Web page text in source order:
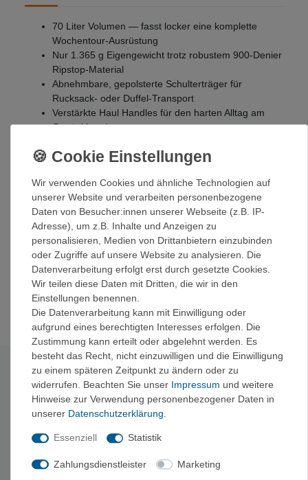
70 Liter Volumen — fasst locker eine komplette
Wochentour-Ausrüstung
Nur 1.365 g Eigengewicht trotz robustem 900-Denier
Ripstop-Material
Abnehmbare, gepolsterte Schulterträger für
Rucksack- oder Duffel-Transport
Verstärkte Haul Handles für den harten Alltag am
Gepäckband
außen zugänglich
Seitentasche
Innen-Netztaschen im Deckel für schnellen Zugriff
auf Kleinteile
Gepolsterter Boden schützt den Inhalt vor harten
Untergründen
Externe Daisy Chains für zusätzliche Befestigung
von Ausrüstung
100% recyceltes Material (Body, Futter, Webbing) —
bluesign® & Fair Trade Certified™
Technische Daten
70 L
Geschlecht
Unisex
Material Body
recycled Polyester Ripstop
Wir verwenden Cookies und ähnliche Technologien auf
unserer Website und verarbeiten personenbezogene
Daten von Besucher:innen unserer Webseite (z.B. IP-
Adresse), um z.B. Inhalte und Anzeigen zu
personalisieren, Medien von Drittanbietern einzubinden
oder Zugriffe auf unsere Website zu analysieren. Die
Datenverarbeitung erfolgt erst durch gesetzte Cookies.
Wir teilen diese Daten mit Dritten, die wir in den
Einstellungen benennen.
Die Datenverarbeitung kann mit Einwilligung oder
aufgrund eines berechtigten Interesses erfolgen. Die
Zustimmung kann erteilt oder abgelehnt werden. Es
besteht das Recht, nicht einzuwilligen und die Einwilligung
zu einem späteren Zeitpunkt zu ändern oder zu
widerrufen. Beachten Sie unser Impressum und weitere
Hinweise zur Verwendung personenbezogener Daten in
unserer Daten­schutz­erklärung.
Essenziell Statistik
Zahlungsdienstleister Marketing